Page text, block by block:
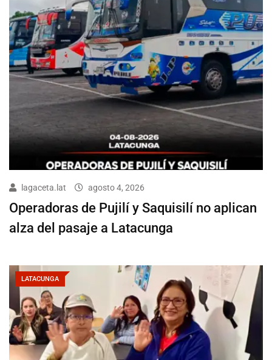
lagaceta.lat agosto 4, 2026
Operadoras de Pujilí y Saquisilí no aplican
alza del pasaje a Latacunga
LATACUNGA